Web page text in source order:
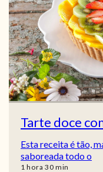
Tarte doce
Esta receita é tão,
saboreada todo o
1 hora
hora 30min
min